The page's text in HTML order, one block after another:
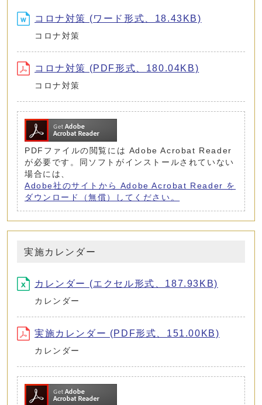
コロナ対策 (ワード形式、18.43KB)
コロナ対策
コロナ対策 (PDF形式、180.04KB)
コロナ対策
PDFファイルの閲覧には Adobe Acrobat Reader
が必要です。同ソフトがインストールされていない
場合には、
Adobe社のサイトから Adobe Acrobat Reader を
ダウンロード（無償）してください。
実施カレンダー
カレンダー (エクセル形式、187.93KB)
カレンダー
実施カレンダー (PDF形式、151.00KB)
カレンダー